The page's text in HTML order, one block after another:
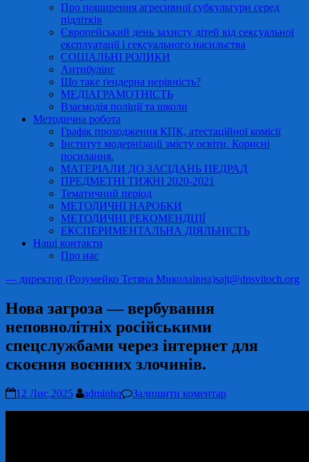
Про поширення агресивної субкультури серед
підлітків
Європейський день захисту дітей від сексуальної
експлуатації і сексуального насильства
СОЦІАЛЬНІ РОЛИКИ
Антибулінг
Що таке ґендерна нерівність?
МЕДІАГРАМОТНІСТЬ
Взаємодія поліції та школи
Методична робота
Графік проходження КПК, атестаційної комісії
Інститут модернізації змісту освіти. Корисні
посилання.
МАТЕРІАЛИ ДО ЗАСІДАНЬ ПЕДРАД
ПРЕДМЕТНІ ТИЖНІ 2020-2021
Тематичний період
МЕТОДИЧНІ НАРОБКИ
МЕТОДИЧНІ РЕКОМЕНДЦІЇ
ЕКСПЕРИМЕНТАЛЬНА ДІЯЛЬНІСТЬ
Наші контакти
Про нас
— директор (Розумейко Тетяна Миколаївна)sajt@dnsvitoch.org
Нова загроза — вербування
неповнолітніх російськими
спецслужбами через інтернет для
скоєння воєнних злочинів.
12 Лис,2025 adminhq Залишити коментар